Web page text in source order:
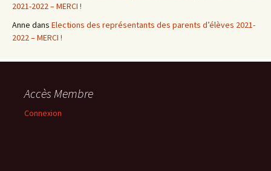
2021-2022 – MERCI !
Anne dans Elections des représentants des parents d’élèves 2021-
2022 – MERCI !
Accès Membre
Connexion